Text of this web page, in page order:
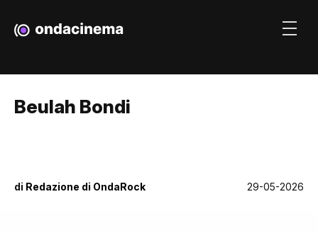
Beulah Bondi
di Redazione di OndaRock 29-05-2026